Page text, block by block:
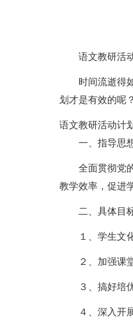
语文教研活
时间流逝得
划才是有效的呢
语文教研活动计
一、指导思
全面贯彻党
教学效率，促进
二、具体目
１、学生文
２、加强课
３、搞好培
４、深入开